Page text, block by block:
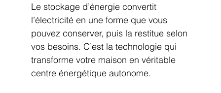
Le stockage d’énergie convertit
l’électricité en une forme que vous
pouvez conserver, puis la restitue selon
vos besoins. C’est la technologie qui
transforme votre maison en véritable
centre énergétique autonome.